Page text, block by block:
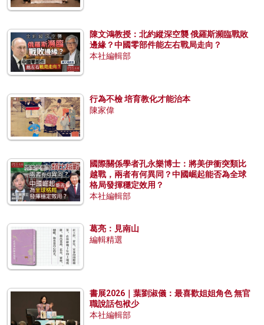
陳文鴻教授：北約縱深空襲 俄羅斯瀕臨戰敗
邊緣？中國零部件能左右戰局走向？
本社編輯部
行為不檢 培育教化才能治本
陳家偉
國際關係學者孔永樂博士：將美伊衝突類比
越戰，兩者有何異同？中國崛起能否為全球
格局發揮穩定效用？
本社編輯部
葛亮：見南山
編輯精選
書展2026｜葉劉淑儀：最喜歡姐姐角色 無官
職說話包袱少
本社編輯部